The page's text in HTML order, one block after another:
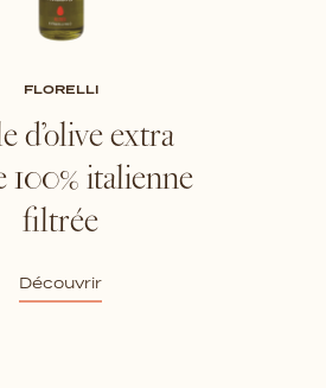
FLORELLI
d’olive extra
100% italienne
filtrée
Découvrir